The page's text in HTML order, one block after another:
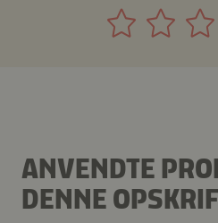
ANVENDTE
DENNE